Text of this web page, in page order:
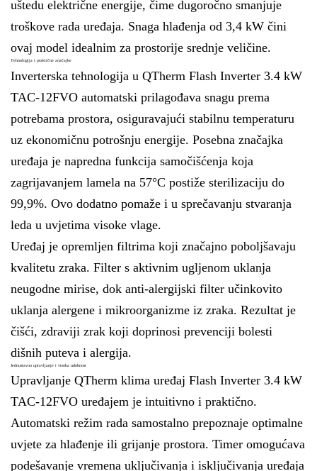
uštedu električne energije, čime dugoročno smanjuje
troškove rada uređaja. Snaga hlađenja od 3,4 kW čini
ovaj model idealnim za prostorije srednje veličine.
Tehnologija i praktične značajke
Inverterska tehnologija u QTherm Flash Inverter 3.4 kW
TAC-12FVO automatski prilagođava snagu prema
potrebama prostora, osiguravajući stabilnu temperaturu
uz ekonomičnu potrošnju energije. Posebna značajka
uređaja je napredna funkcija samočišćenja koja
zagrijavanjem lamela na 57°C postiže sterilizaciju do
99,9%. Ovo dodatno pomaže i u sprečavanju stvaranja
leda u uvjetima visoke vlage.
Uređaj je opremljen filtrima koji značajno poboljšavaju
kvalitetu zraka. Filter s aktivnim ugljenom uklanja
neugodne mirise, dok anti-alergijski filter učinkovito
uklanja alergene i mikroorganizme iz zraka. Rezultat je
čišći, zdraviji zrak koji doprinosi prevenciji bolesti
dišnih puteva i alergija.
Jednostavno upravljanje i visoka udobnost
Upravljanje QTherm klima uređaj Flash Inverter 3.4 kW
TAC-12FVO uređajem je intuitivno i praktično.
Automatski režim rada samostalno prepoznaje optimalne
uvjete za hlađenje ili grijanje prostora. Timer omogućava
podešavanje vremena uključivanja i isključivanja uređaja